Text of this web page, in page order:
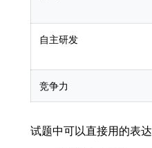
自主研发
竞争力
试题中可以直接用的表达